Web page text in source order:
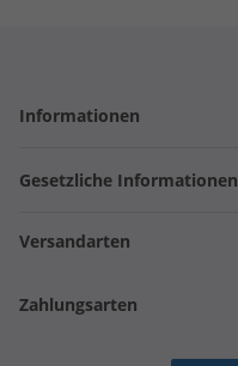
Informationen
Gesetzliche Informationen
Versandarten
Zahlungsarten